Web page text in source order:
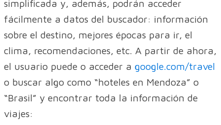
simplificada y, además, podrán acceder
fácilmente a datos del buscador: información
sobre el destino, mejores épocas para ir, el
clima, recomendaciones, etc. A partir de ahora,
el usuario puede o acceder a google.com/travel
o buscar algo como “hoteles en Mendoza” o
“Brasil” y encontrar toda la información de
viajes: